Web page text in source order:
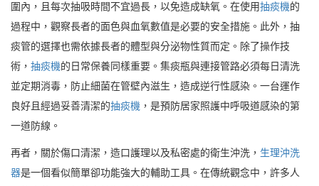
圍內，且每次抽吸時間不宜過長，以免造成缺氧。在使用抽痰機的
過程中，觀察長者的面色與血氧數值是必要的安全措施。此外，抽
痰管的選擇也需依據長者的體型與分泌物性質而定。除了操作技
術， 抽痰機的日常保養同樣重要。集痰瓶與連接管路必須每日清洗
並定期消毒，防止細菌在管壁內滋生，造成逆行性感染。一台運作
良好且經過妥善清潔的抽痰機 ，是預防居家照護中呼吸道感染的第
一道防線。
再者，關於傷口清潔，造口護理以及私密處的衛生沖洗， 生理沖洗
器是一個看似簡單卻功能強大的輔助工具。在傳統觀念中，許多人